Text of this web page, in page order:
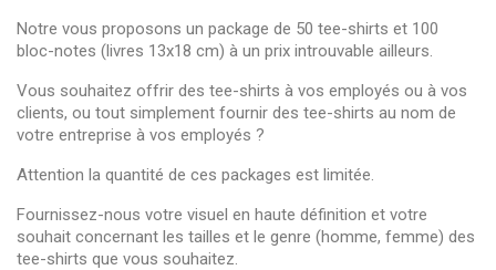
Notre vous proposons un package de 50 tee-shirts et 100
bloc-notes (livres 13x18 cm) à un prix introuvable ailleurs.
Vous souhaitez offrir des tee-shirts à vos employés ou à vos
clients, ou tout simplement fournir des tee-shirts au nom de
votre entreprise à vos employés ?
Attention la quantité de ces packages est limitée.
Fournissez-nous votre visuel en haute définition et votre
souhait concernant les tailles et le genre (homme, femme) des
tee-shirts que vous souhaitez.